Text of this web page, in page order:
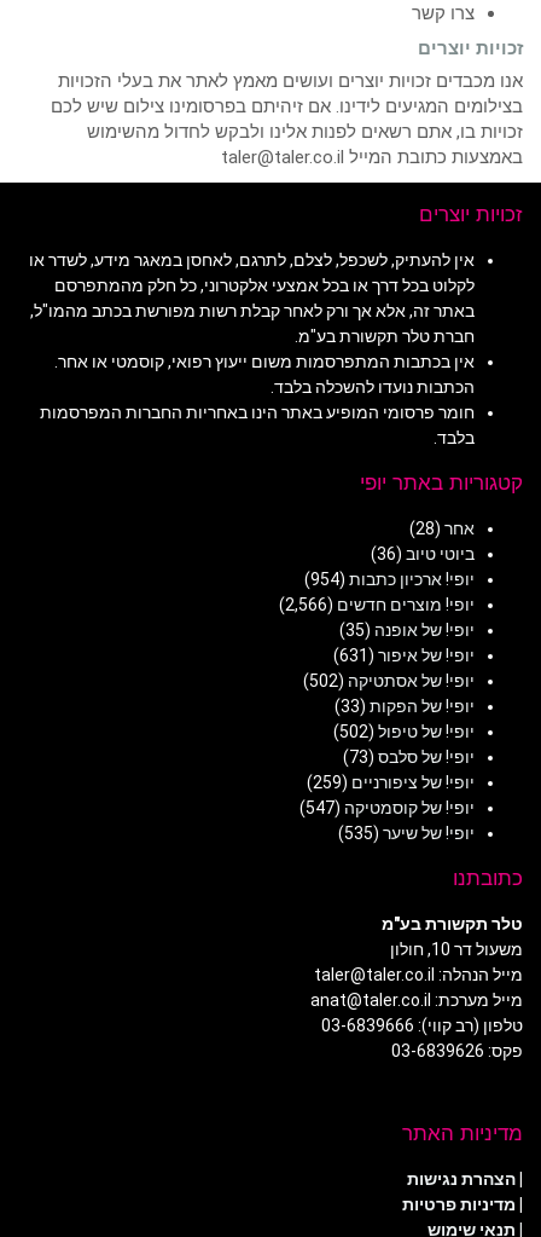
צרו קשר
זכויות יוצרים
אנו מכבדים זכויות יוצרים ועושים מאמץ לאתר את בעלי הזכויות
בצילומים המגיעים לידינו. אם זיהיתם בפרסומינו צילום שיש לכם
זכויות בו, אתם רשאים לפנות אלינו ולבקש לחדול מהשימוש
באמצעות כתובת המייל taler@taler.co.il
זכויות יוצרים
אין להעתיק, לשכפל, לצלם, לתרגם, לאחסן במאגר מידע, לשדר או
לקלוט בכל דרך או בכל אמצעי אלקטרוני, כל חלק מהמתפרסם
באתר זה, אלא אך ורק לאחר קבלת רשות מפורשת בכתב מהמו"ל,
חברת טלר תקשורת בע"מ.
אין בכתבות המתפרסמות משום ייעוץ רפואי, קוסמטי או אחר.
הכתבות נועדו להשכלה בלבד.
חומר פרסומי המופיע באתר הינו באחריות החברות המפרסמות
בלבד.
קטגוריות באתר יופי
אחר (28)
ביוטי טיוב (36)
יופי! ארכיון כתבות (954)
יופי! מוצרים חדשים (2,566)
יופי! של אופנה (35)
יופי! של איפור (631)
יופי! של אסתטיקה (502)
יופי! של הפקות (33)
יופי! של טיפול (502)
יופי! של סלבס (73)
יופי! של ציפורניים (259)
יופי! של קוסמטיקה (547)
יופי! של שיער (535)
כתובתנו
טלר תקשורת בע"מ
משעול דר 10, חולון
מייל הנהלה: taler@taler.co.il
מייל מערכת: anat@taler.co.il
טלפון (רב קווי): 03-6839666
פקס: 03-6839626
מדיניות האתר
הצהרת נגישות
מדיניות פרטיות
| תנאי שימוש